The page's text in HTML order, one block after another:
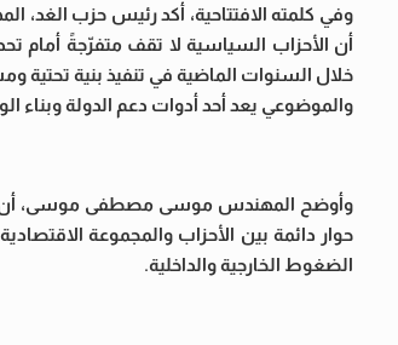
وفي كلمته الافتتاحية، أكد رئيس حزب
أن الأحزاب السياسية لا تقف متفرّجةً أمام
خلال السنوات الماضية في تنفيذ بنية تحتية
والموضوعي يعد أحد أدوات دعم الدولة وبناء
وأوضح المهندس موسى مصطفى موسى، أن
حوار دائمة بين الأحزاب والمجموعة
الضغوط الخارجية والداخلية.